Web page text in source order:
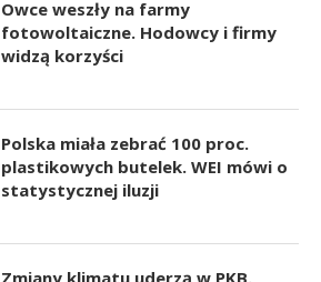
Owce weszły na farmy
fotowoltaiczne. Hodowcy i firmy
widzą korzyści
Polska miała zebrać 100 proc.
plastikowych butelek. WEI mówi o
statystycznej iluzji
Zmiany klimatu uderzą w PKB.